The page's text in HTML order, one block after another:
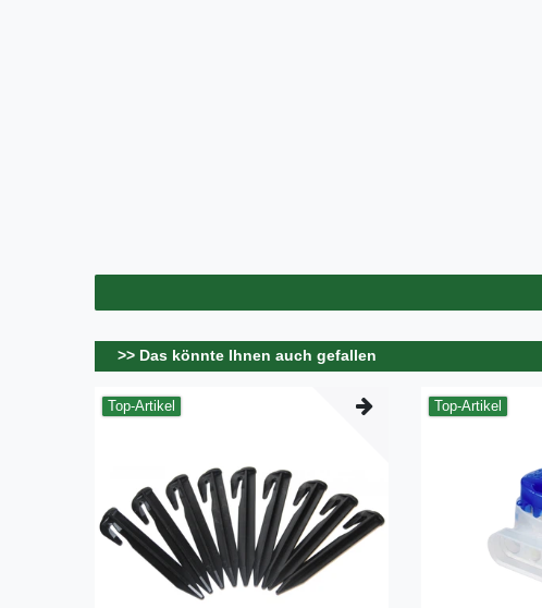
>> Das könnte Ihnen auch gefallen
Top-Artikel Top-Artikel